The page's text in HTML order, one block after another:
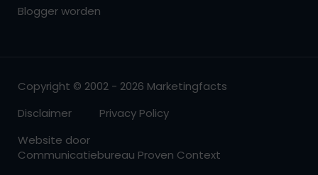
Blogger worden
Copyright © 2002 - 2026 Marketingfacts
Disclaimer
Privacy Policy
Website door
Communicatiebureau Proven Context